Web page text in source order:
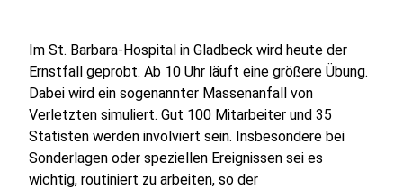
Im St. Barbara-Hospital in Gladbeck wird heute der
Ernstfall geprobt. Ab 10 Uhr läuft eine größere Übung.
Dabei wird ein sogenannter Massenanfall von
Verletzten simuliert. Gut 100 Mitarbeiter und 35
Statisten werden involviert sein. Insbesondere bei
Sonderlagen oder speziellen Ereignissen sei es
wichtig, routiniert zu arbeiten, so der